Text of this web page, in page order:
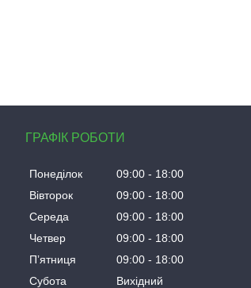
ГРАФІК РОБОТИ
Понеділок 09:00
18:00
Вівторок
09:00
18:00
Середа
09:00
18:00
Четвер
09:00
18:00
Пʼятниця
09:00
18:00
Субота
Вихідний